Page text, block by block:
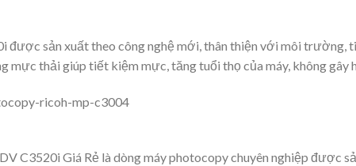
được sản xuất theo công nghệ mới, thân thiện với môi trường,
mực thải giúp tiết kiệm mực, tăng tuổi thọ của máy, không
C3520i Giá Rẻ là dòng máy photocopy chuyên nghiệp được